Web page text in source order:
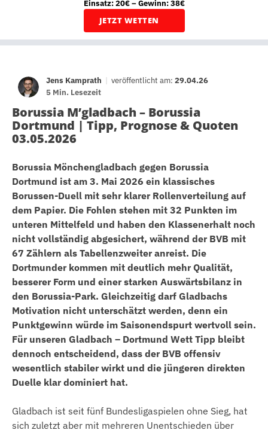
Einsatz: 20€ – Gewinn: 38€
JETZT WETTEN
Jens Kamprath | veröffentlicht am: 29.04.26
5 Min. Lesezeit
Borussia M’gladbach – Borussia
Dortmund | Tipp, Prognose & Quoten
03.05.2026
Borussia Mönchengladbach gegen Borussia
Dortmund ist am 3. Mai 2026 ein klassisches
Borussen-Duell mit sehr klarer Rollenverteilung auf
dem Papier. Die Fohlen stehen mit 32 Punkten im
unteren Mittelfeld und haben den Klassenerhalt noch
nicht vollständig abgesichert, während der BVB mit
67 Zählern als Tabellenzweiter anreist. Die
Dortmunder kommen mit deutlich mehr Qualität,
besserer Form und einer starken Auswärtsbilanz in
den Borussia-Park. Gleichzeitig darf Gladbachs
Motivation nicht unterschätzt werden, denn ein
Punktgewinn würde im Saisonendspurt wertvoll sein.
Für unseren Gladbach – Dortmund Wett Tipp bleibt
dennoch entscheidend, dass der BVB offensiv
wesentlich stabiler wirkt und die jüngeren direkten
Duelle klar dominiert hat.
Gladbach ist seit fünf Bundesligaspielen ohne Sieg, hat
sich zuletzt aber mit mehreren Unentschieden über